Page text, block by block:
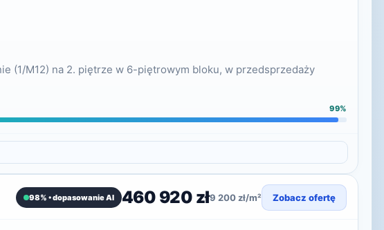
(1/M12) na 2. piętrze w 6-piętrowym bloku, w przedsprzedaży
99%
98% • dopasowanie AI 460 920 zł9 200 zł/m² Zobacz ofertę